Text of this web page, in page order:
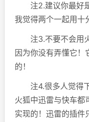
注2.建议你最好是
我觉得两个一起用十
注3.不要不会用火
因为你没有弄懂它！
的！
注4.很多人觉得下
火狐中迅雷与快车都
实现的！迅雷的插